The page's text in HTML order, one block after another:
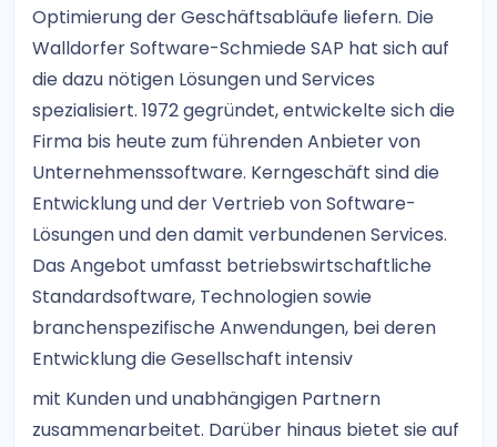
Optimierung der Geschäftsabläufe liefern. Die
Walldorfer Software-Schmiede SAP hat sich auf
die dazu nötigen Lösungen und Services
spezialisiert. 1972 gegründet, entwickelte sich die
Firma bis heute zum führenden Anbieter von
Unternehmenssoftware. Kerngeschäft sind die
Entwicklung und der Vertrieb von Software-
Lösungen und den damit verbundenen Services.
Das Angebot umfasst betriebswirtschaftliche
Standardsoftware, Technologien sowie
branchenspezifische Anwendungen, bei deren
Entwicklung die Gesellschaft intensiv
mit Kunden und unabhängigen Partnern
zusammenarbeitet. Darüber hinaus bietet sie auf